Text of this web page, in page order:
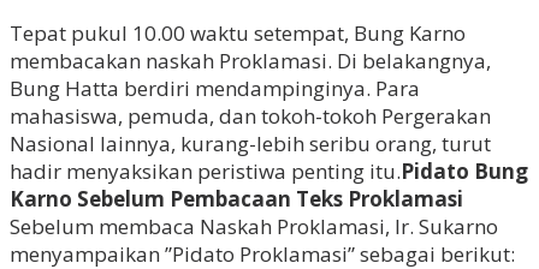
Tepat pukul 10.00 waktu setempat, Bung Karno
membacakan naskah Proklamasi. Di belakangnya,
Bung Hatta berdiri mendampinginya. Para
mahasiswa, pemuda, dan tokoh-tokoh Pergerakan
Nasional lainnya, kurang-lebih seribu orang, turut
hadir menyaksikan peristiwa penting itu.Pidato Bung
Karno Sebelum Pembacaan Teks Proklamasi
Sebelum membaca Naskah ProkIamasi, Ir. Sukarno
menyampaikan ”Pidato ProkIamasi” sebagai berikut: